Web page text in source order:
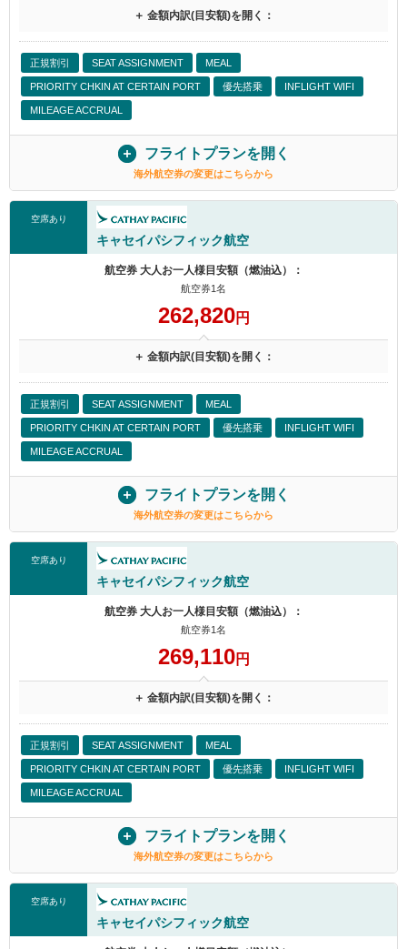
＋ 金額内訳(目安額)を開く：
正規割引 SEAT ASSIGNMENT MEAL
PRIORITY CHKIN AT CERTAIN PORT 優先搭乗 INFLIGHT WIFI
MILEAGE ACCRUAL
フライトプランを開く
海外航空券の変更はこちらから
空席あり
キャセイパシフィック航空
航空券 大人お一人様目安額（燃油込）：
航空券1名
262,820円
＋ 金額内訳(目安額)を開く：
正規割引 SEAT ASSIGNMENT MEAL
PRIORITY CHKIN AT CERTAIN PORT 優先搭乗 INFLIGHT WIFI
MILEAGE ACCRUAL
フライトプランを開く
海外航空券の変更はこちらから
空席あり
キャセイパシフィック航空
航空券 大人お一人様目安額（燃油込）：
航空券1名
269,110円
＋ 金額内訳(目安額)を開く：
正規割引 SEAT ASSIGNMENT MEAL
PRIORITY CHKIN AT CERTAIN PORT 優先搭乗 INFLIGHT WIFI
MILEAGE ACCRUAL
フライトプランを開く
海外航空券の変更はこちらから
空席あり
キャセイパシフィック航空